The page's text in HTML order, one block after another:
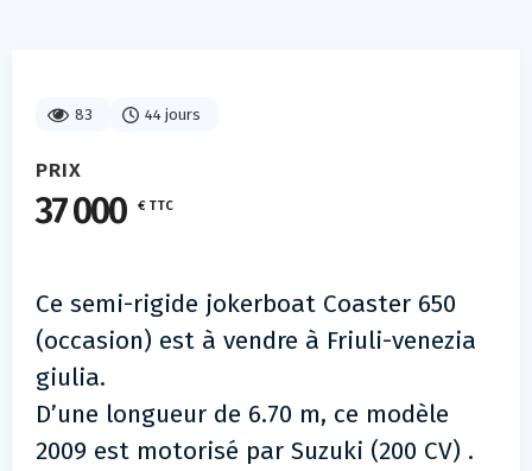
83 44 jours
PRIX
37 000 € TTC
Ce semi-rigide jokerboat Coaster 650
(occasion) est à vendre à Friuli-venezia
giulia.
D’une longueur de 6.70 m, ce modèle
2009 est motorisé par Suzuki (200 CV) .